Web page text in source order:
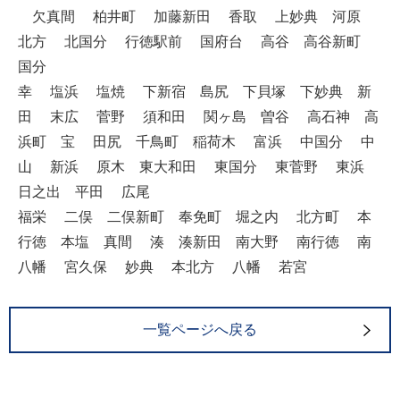
欠真間 柏井町 加藤新田 香取 上妙典 河原
北方 北国分 行徳駅前 国府台 高谷 高谷新町
国分
幸 塩浜 塩焼 下新宿 島尻 下貝塚 下妙典 新
田 末広 菅野 須和田 関ヶ島 曽谷 高石神 高
浜町 宝 田尻 千鳥町 稲荷木 富浜 中国分 中
山 新浜 原木 東大和田 東国分 東菅野 東浜
日之出 平田 広尾
福栄 二俣 二俣新町 奉免町 堀之内 北方町 本
行徳 本塩 真間 湊 湊新田 南大野 南行徳 南
八幡 宮久保 妙典 本北方 八幡 若宮
一覧ページへ戻る